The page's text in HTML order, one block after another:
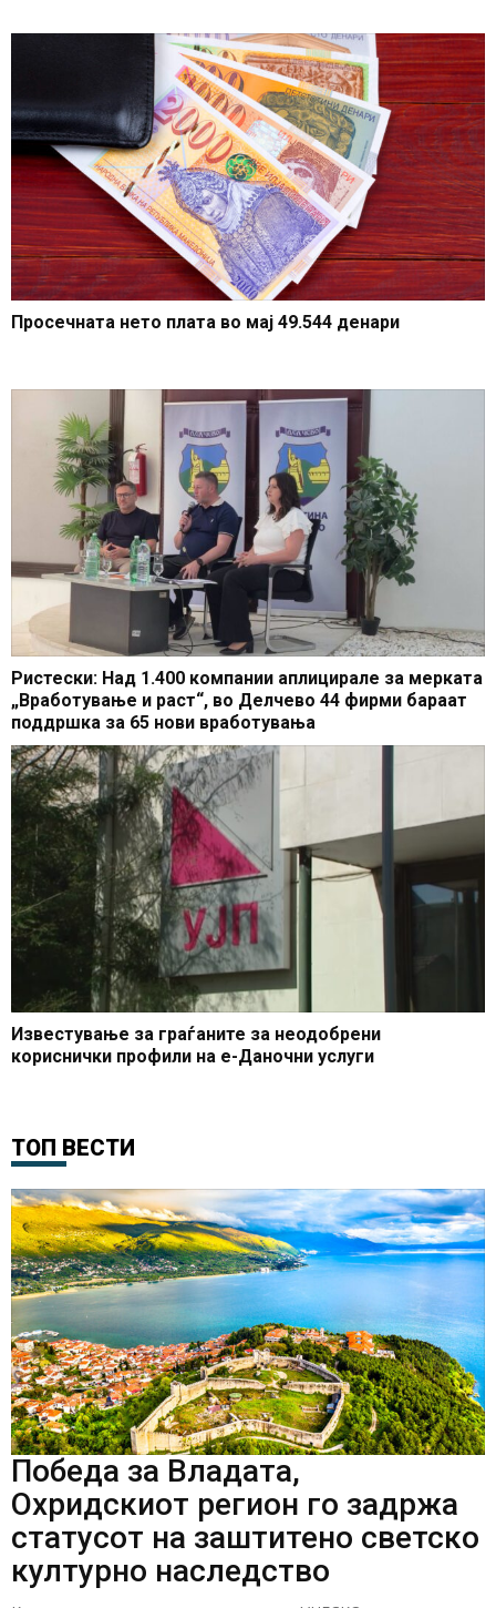
година
Просечната нето плата во мај 49.544 денари
Ристески: Над 1.400 компании аплицирале за мерката
„Вработување и раст“, во Делчево 44 фирми бараат
поддршка за 65 нови вработувања
Известување за граѓаните за неодобрени
кориснички профили на е-Даночни услуги
ТОП ВЕСТИ
Победа за Владата,
Охридскиот регион го задржа
статусот на заштитено светско
културно наследство